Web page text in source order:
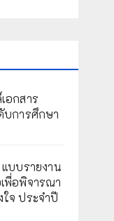
อกสาร
บการศึกษา
บบรายงาน
พื่อพิจารณา
จ ประจำปี